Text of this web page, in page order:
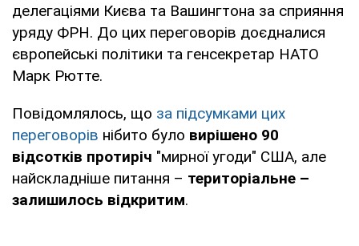
делегаціями Києва та Вашингтона за сприяння
уряду ФРН. До цих переговорів доєдналися
європейські політики та генсекретар НАТО
Марк Рютте.
Повідомлялось, що за підсумками цих
переговорів нібито було вирішено 90
відсотків протиріч "мирної угоди" США, але
найскладніше питання – територіальне –
залишилось відкритим.